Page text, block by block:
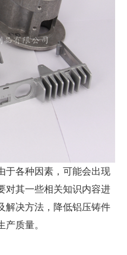
于各种因素，可能会出现
对其一些相关知识内容进
解决方法，降低铝压铸件
质量。